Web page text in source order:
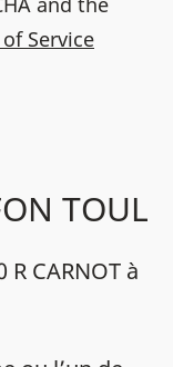
Service
TOUL
CARNOT à